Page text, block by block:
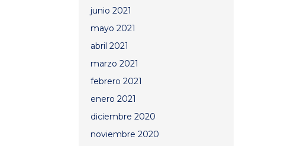
junio 2021
mayo 2021
abril 2021
marzo 2021
febrero 2021
enero 2021
diciembre 2020
noviembre 2020